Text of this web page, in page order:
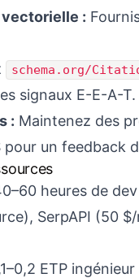
vectorielle :
schema.org/
signaux E-E-A-T.
: Maintenez des
un feedback
heures de
SerpAPI (50
ETP